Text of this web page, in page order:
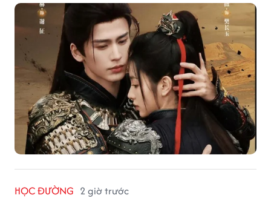
HỌC ĐƯỜNG 2 giờ trước